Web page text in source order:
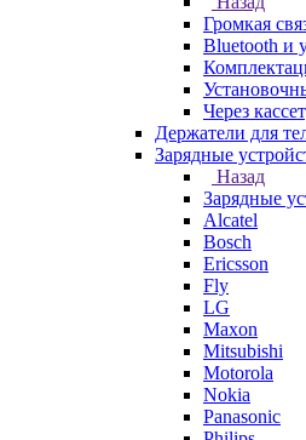
Громкая
Bluetooth и
Через
Держатели для
Зарядные
Назад
Зарядные
Alcatel
Bosch
Ericsson
Fly
LG
Maxon
Mitsubishi
Motorola
Nokia
Panasonic